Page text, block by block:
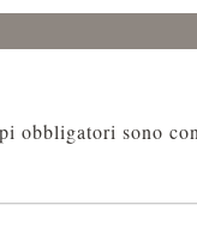
obbligatori sono